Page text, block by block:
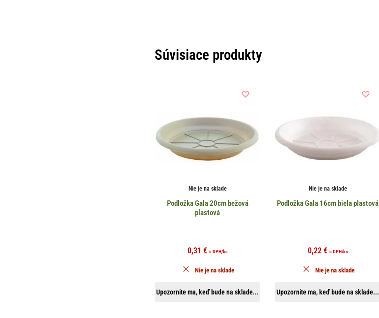
Súvisiace produkty
Nie je na sklade
Podložka Gala 20cm bežová
plastová
0,31 € s DPH/ks
Upozornite ma, keď bude na sklade...
Nie je na sklade
Nie je na sklade
Podložka Gala 16cm biela plastová
0,22 € s DPH/ks
Upozornite ma, keď bude na sklade...
Nie je na sklade